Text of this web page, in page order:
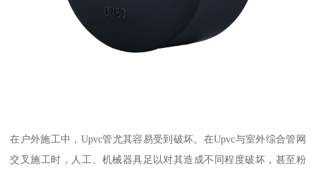
在户外施工中，Upvc管尤其容易受到破坏。在Upvc与室外综合管网
交叉施工时，人工、机械器具足以对其造成不同程度破坏，甚至粉